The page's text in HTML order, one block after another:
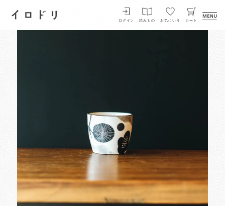
イロドリ
ログイン 読みもの お気にいり カート